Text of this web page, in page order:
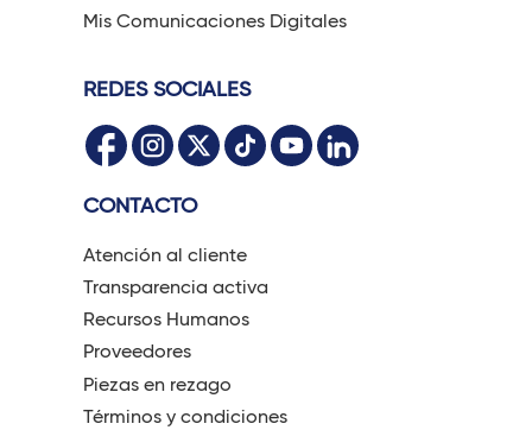
Mis Comunicaciones Digitales
REDES SOCIALES
CONTACTO
Atención al cliente
Transparencia activa
Recursos Humanos
Proveedores
Piezas en rezago
Términos y condiciones